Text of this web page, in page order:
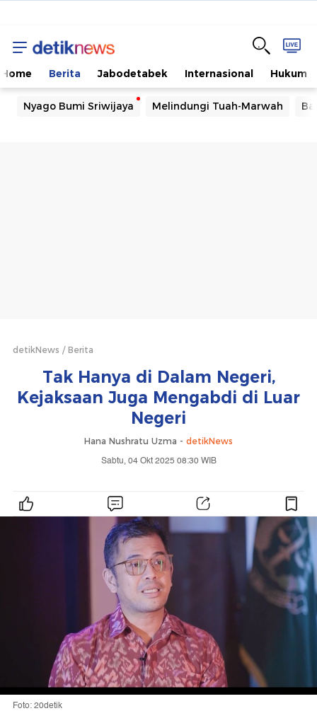
Home Berita Jabodetabek Internasional Hukum
Nyago Bumi Sriwijaya Melindungi Tuah-Marwah
detikNews Berita
Tak Hanya di Dalam Negeri,
Kejaksaan Juga Mengabdi di Luar
Negeri
Hana Nushratu Uzma - detikNews
Sabtu, 04 Okt 2025 08:30 WIB
Foto: 20detik